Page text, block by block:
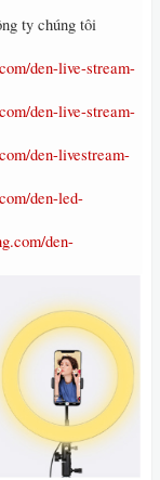
ty chúng tôi
den-live-stream-
den-live-stream-
den-livestream-
den-led-
den-